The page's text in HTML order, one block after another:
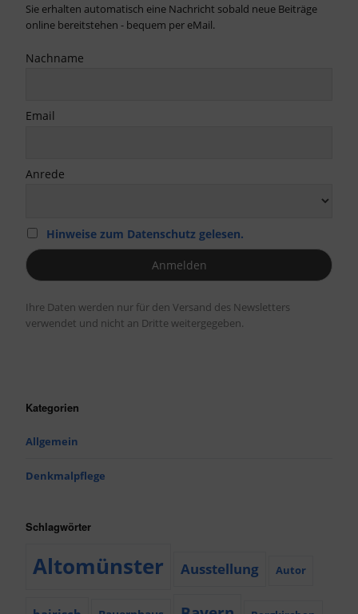
Sie erhalten automatisch eine Nachricht sobald neue Beiträge
online bereitstehen - bequem per eMail.
Nachname
Email
Anrede
Hinweise zum Datenschutz gelesen.
Ihre Daten werden nur für den Versand des Newsletters
verwendet und nicht an Dritte weitergegeben.
Kategorien
Allgemein
Denkmalpflege
Schlagwörter
Altomünster Ausstellung Autor